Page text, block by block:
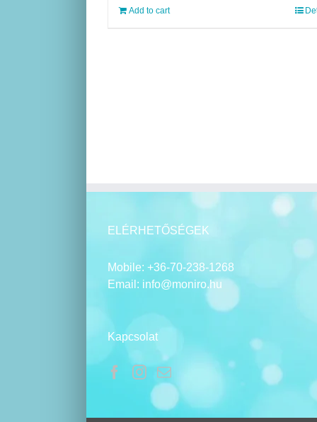
Add to cart
ELÉRHETŐSÉGEK
Mobile: +36-70-238-1268
Email: info@moniro.hu
Kapcsolat